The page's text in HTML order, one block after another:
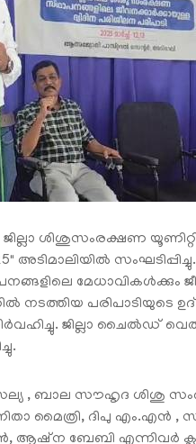
ശിശുസംരക്ഷണ
അടിമാലിയിൽ
മേധാവികൾക്കും
നടത്തിയ പരിപാടിയുടെ
ജില്ലാ ചൈൽഡ്
, ബാല സൗഹൃദ ശിശു
മൈത്രി, ദിപു എം.എൻ ,
ആഷ്ന ബേബി എന്നിവർ